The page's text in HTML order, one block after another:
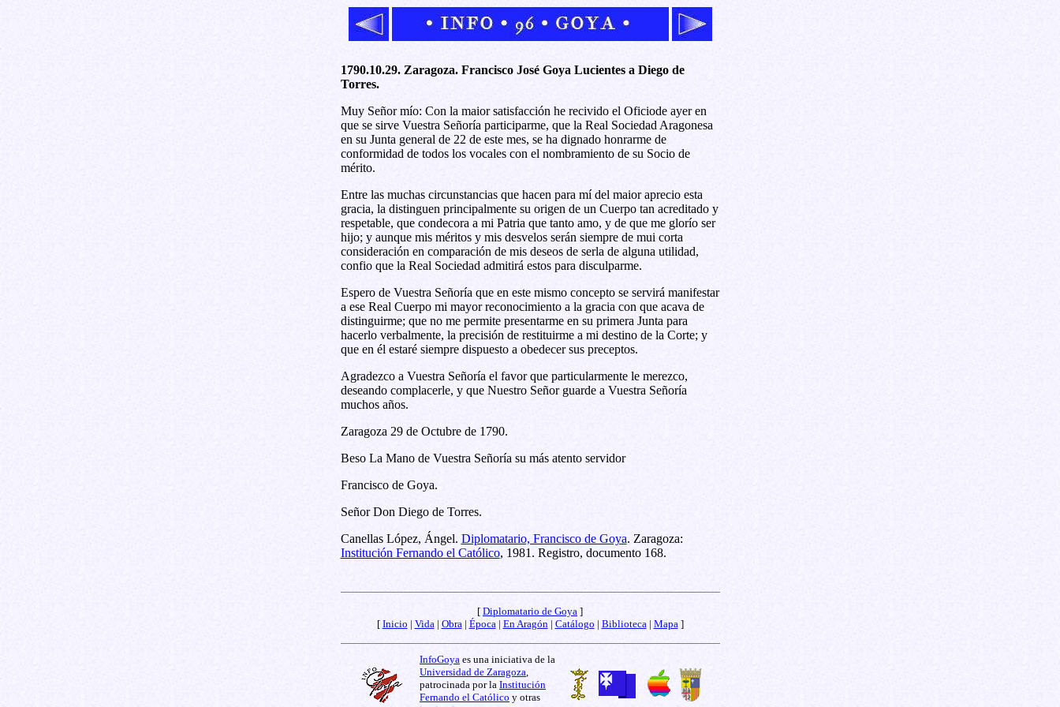
1790.10.29. Zaragoza. Francisco José Goya Lucientes a Diego de
Torres.
Muy Señor mío: Con la maior satisfacción he recivido el Oficiode ayer en
que se sirve Vuestra Señoría participarme, que la Real Sociedad Aragonesa
en su Junta general de 22 de este mes, se ha dignado honrarme de
conformidad de todos los vocales con el nombramiento de su Socio de
mérito.
Entre las muchas circunstancias que hacen para mí del maior aprecio esta
gracia, la distinguen principalmente su origen de un Cuerpo tan acreditado y
respetable, que condecora a mi Patria que tanto amo, y de que me glorío ser
hijo; y aunque mis méritos y mis desvelos serán siempre de mui corta
consideración en comparación de mis deseos de serla de alguna utilidad,
confio que la Real Sociedad admitirá estos para disculparme.
Espero de Vuestra Señoría que en este mismo concepto se servirá manifestar
a ese Real Cuerpo mi mayor reconocimiento a la gracia con que acava de
distinguirme; que no me permite presentarme en su primera Junta para
hacerlo verbalmente, la precisión de restituirme a mi destino de la Corte; y
que en él estaré siempre dispuesto a obedecer sus preceptos.
Agradezco a Vuestra Señoría el favor que particularmente le merezco,
deseando complacerle, y que Nuestro Señor guarde a Vuestra Señoría
muchos años.
Zaragoza 29 de Octubre de 1790.
Beso La Mano de Vuestra Señoría su más atento servidor
Francisco de Goya.
Señor Don Diego de Torres.
Canellas López, Ángel. Diplomatario, Francisco de Goya. Zaragoza:
Institución Fernando el Católico, 1981. Registro, documento 168.
[ Diplomatario de Goya ]
[ Inicio | Vida | Obra | Época | En Aragón | Catálogo | Biblioteca | Mapa ]
InfoGoya es una iniciativa de la
Universidad de Zaragoza
patrocinada por la Institución
Fernando el Católico y otras